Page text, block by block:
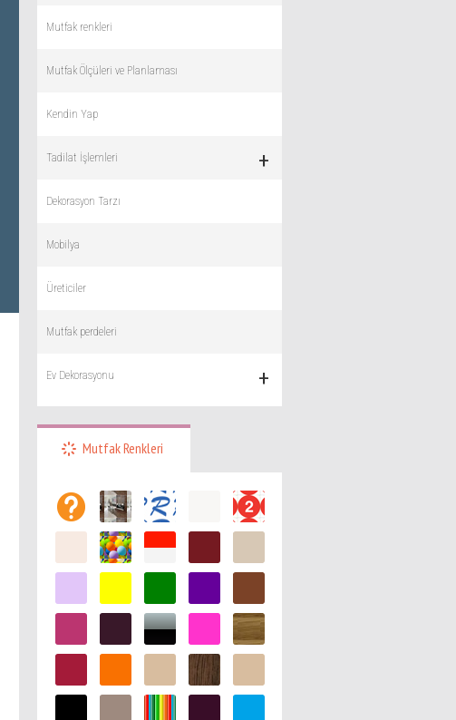
Mutfak renkleri
Mutfak Ölçüleri ve Planlaması
Kendin Yap
Tadilat İşlemleri +
Dekorasyon Tarzı
Mobilya
Üreticiler
Mutfak perdeleri
Ev Dekorasyonu +
Mutfak Renkleri